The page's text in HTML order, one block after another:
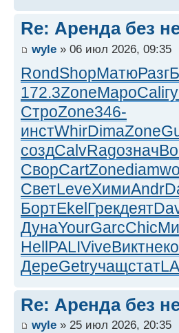
Re: Аренда без
wyle » 06 июл 2026, 09:35
RondShopМатюРазг
172.3ZoneМароCali
СтроZone346-
инстWhirDimaZone
создCalvRagoзнач
СворCartZonediam
СветLeveХимиAndr
БортEkelГрекдеят
ДунаYourGarcChic
HellPALIViveВиктнеко
ДереGetrучащстат
Re: Аренда без
wyle » 25 июл 2026, 20:35